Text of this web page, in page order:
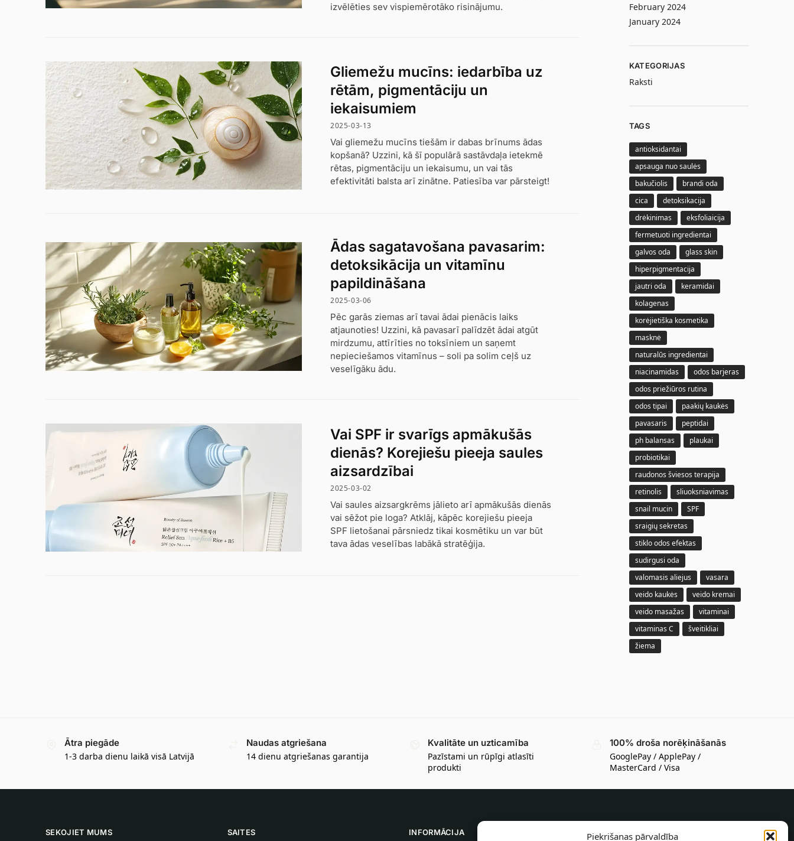
Piekrišanas pārvaldība
izvēlēties sev vispiemērotāko risinājumu.
Gliemežu mucīns: iedarbība uz
rētām, pigmentāciju un
iekaisumiem
2025-03-13
Vai gliemežu mucīns tiešām ir dabas brīnums ādas
kopšanā? Uzzini, kā šī populārā sastāvdaļa ietekmē
rētas, pigmentāciju un iekaisumu, un vai tās
efektivitāti balsta arī zinātne. Patiesība var pārsteigt!
Ādas sagatavošana pavasarim:
detoksikācija un vitamīnu
papildināšana
2025-03-06
Pēc garās ziemas arī tavai ādai pienācis laiks
atjaunoties! Uzzini, kā pavasarī palīdzēt ādai atgūt
mirdzumu, attīrīties no toksīniem un saņemt
nepieciešamos vitamīnus – soli pa solim ceļš uz
veselīgāku ādu.
Vai SPF ir svarīgs apmākušās
dienās? Korejiešu pieeja saules
aizsardzībai
2025-03-02
Vai saules aizsargkrēms jālieto arī apmākušās dienās
vai sēžot pie loga? Atklāj, kāpēc korejiešu pieeja
SPF lietošanai pārsniedz tikai kosmētiku un var būt
tava ādas veselības labākā stratēģija.
February 2024
January 2024
KATEGORIJAS
Raksti
TAGS
antioksidantai
apsauga nuo saulės
bakučiolis
brandi oda
cica
detoksikacija
drėkinimas
eksfoliaicija
fermetuoti ingredientai
galvos oda
glass skin
hiperpigmentacija
jautri oda
keramidai
kolagenas
korėjietiška kosmetika
masknė
naturalūs ingredientai
niacinamidas
odos barjeras
odos priežiūros rutina
odos tipai
paakių kaukės
pavasaris
peptidai
ph balansas
plaukai
probiotikai
raudonos šviesos terapija
retinolis
sliuoksniavimas
snail mucin
SPF
sraigių sekretas
stiklo odos efektas
sudirgusi oda
valomasis aliejus
vasara
veido kaukės
veido kremai
veido masažas
vitaminai
vitaminas C
šveitikliai
žiema
Ātra piegāde
1-3 darba dienu laikā visā Latvijā
Naudas atgriešana
14 dienu atgriešanas garantija
Kvalitāte un uzticamība
Pazīstami un rūpīgi atlasīti
produkti
100% droša norēķināšanās
GooglePay / ApplePay /
MasterCard / Visa
SEKOJIET MUMS SAITES INFORMĀCIJA INFORMĀCIJA PIRCĒJAM